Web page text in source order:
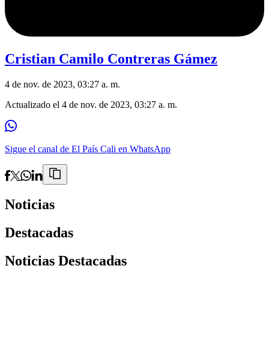
Cristian Camilo Contreras Gámez
4 de nov. de 2023, 03:27 a. m.
Actualizado el 4 de nov. de 2023, 03:27 a. m.
Sigue el canal de El País Cali en WhatsApp
Noticias
Destacadas
Noticias Destacadas